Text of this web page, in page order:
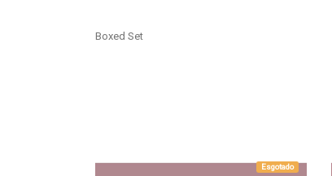
Boxed Set
Esgotado